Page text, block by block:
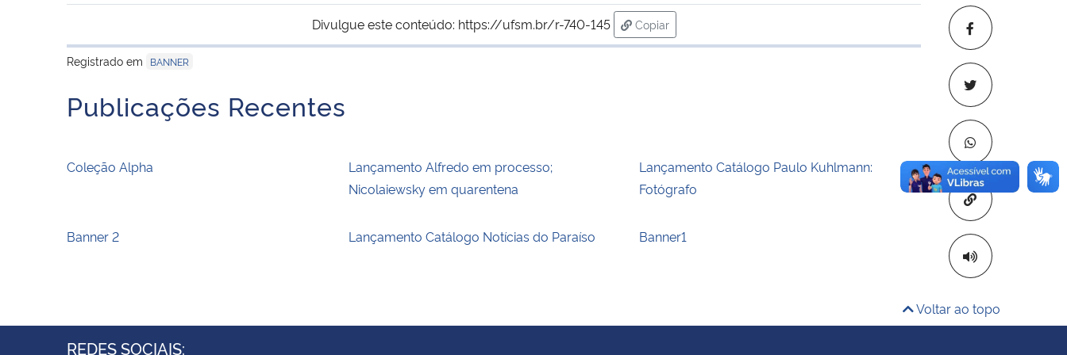
Copiar para
Divulgue este conteúdo: https://ufsm.br/r-740-145
Copiar
para área de transferência
Registrado em
BANNER
Publicações Recentes
Coleção Alpha
Lançamento Alfredo em processo;
Nicolaiewsky em quarentena
Lançamento Catálogo Paulo Kuhlmann:
Fotógrafo
Banner 2 Lançamento Catálogo Notícias do Paraíso Banner1
Voltar ao topo
REDES SOCIAIS: